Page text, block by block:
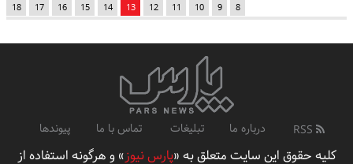
8
9
10
11
12
13
14
15
16
17
18
درباره ما تبلیغات تماس با ما پیوندها
کلیه حقوق این سایت متعلق به «پارس نیوز» و هرگونه استفاده از